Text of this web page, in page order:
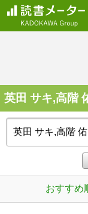
英田 サキ,高階
おすすめ